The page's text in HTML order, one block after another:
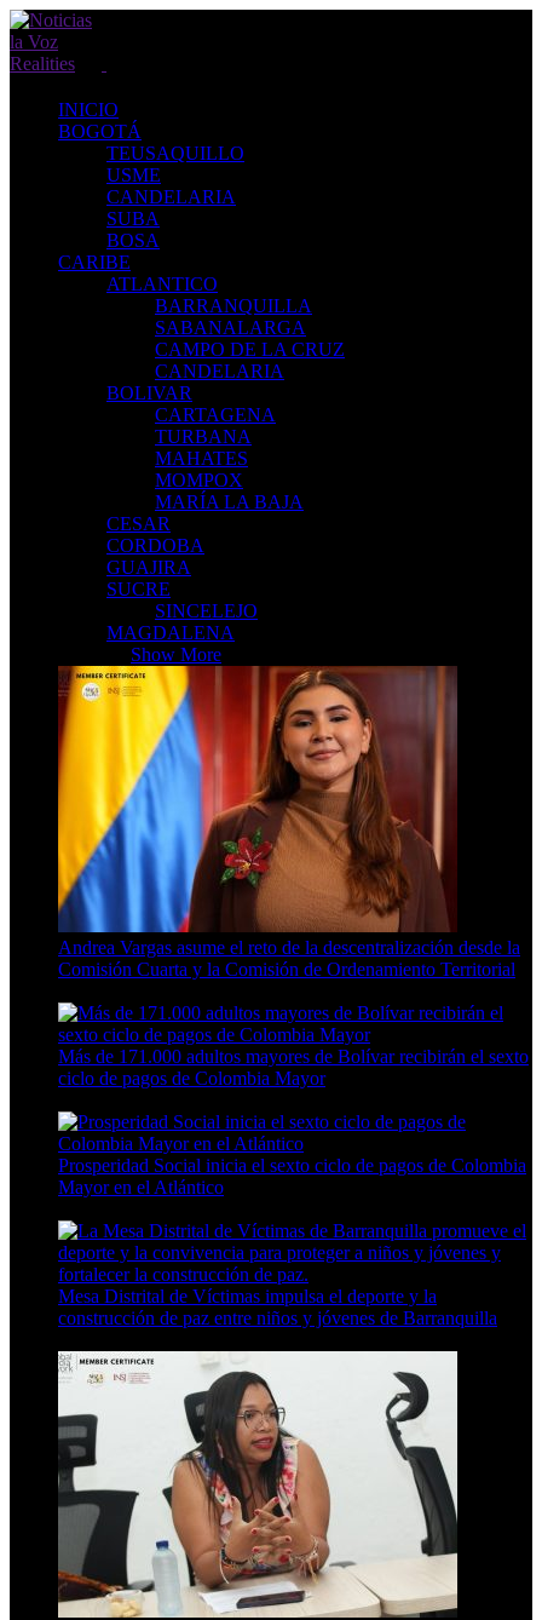
INICIO
BOGOTÁ
TEUSAQUILLO
USME
CANDELARIA
SUBA
BOSA
CARIBE
ATLANTICO
BARRANQUILLA
SABANALARGA
CAMPO DE LA CRUZ
CANDELARIA
BOLIVAR
CARTAGENA
TURBANA
MAHATES
MOMPOX
MARÍA LA BAJA
CESAR
CORDOBA
GUAJIRA
SUCRE
SINCELEJO
MAGDALENA
Show More
Andrea Vargas asume el reto de la descentralización desde la
Comisión Cuarta y la Comisión de Ordenamiento Territorial
Más de 171.000 adultos mayores de Bolívar recibirán el sexto
ciclo de pagos de Colombia Mayor
Prosperidad Social inicia el sexto ciclo de pagos de Colombia
Mayor en el Atlántico
Mesa Distrital de Víctimas impulsa el deporte y la
construcción de paz entre niños y jóvenes de Barranquilla